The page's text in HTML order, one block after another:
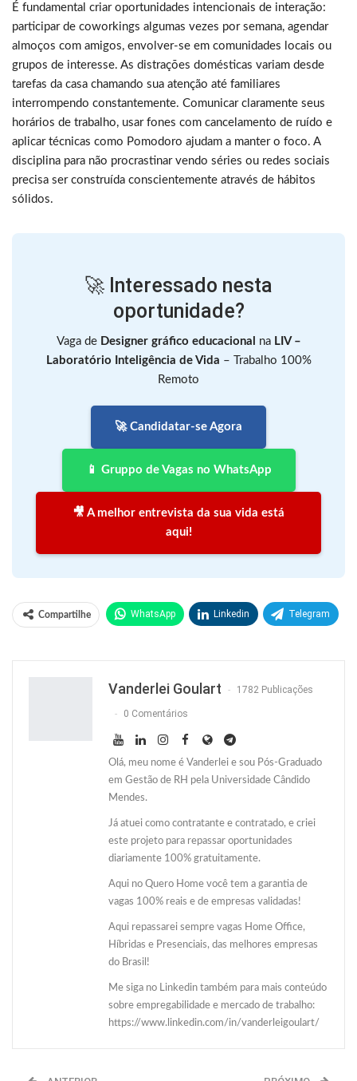
É fundamental criar oportunidades intencionais de interação:
participar de coworkings algumas vezes por semana, agendar
almoços com amigos, envolver-se em comunidades locais ou
grupos de interesse. As distrações domésticas variam desde
tarefas da casa chamando sua atenção até familiares
interrompendo constantemente. Comunicar claramente seus
horários de trabalho, usar fones com cancelamento de ruído e
aplicar técnicas como Pomodoro ajudam a manter o foco. A
disciplina para não procrastinar vendo séries ou redes sociais
precisa ser construída conscientemente através de hábitos
sólidos.
🚀 Interessado nesta
oportunidade?
Vaga de Designer gráfico educacional na LIV –
Laboratório Inteligência de Vida – Trabalho 100%
Remoto
🚀 Candidatar-se Agora
📱 Gruppo de Vagas no WhatsApp
🎥 A melhor entrevista da sua vida está
aqui!
Compartilhe WhatsApp Linkedin Telegram
Vanderlei Goulart 1782 Publicações
0 Comentários
Olá, meu nome é Vanderlei e sou Pós-Graduado
em Gestão de RH pela Universidade Cândido
Mendes.
Já atuei como contratante e contratado, e criei
este projeto para repassar oportunidades
diariamente 100% gratuitamente.
Aqui no Quero Home você tem a garantia de
vagas 100% reais e de empresas validadas!
Aqui repassarei sempre vagas Home Office,
Híbridas e Presenciais, das melhores empresas
do Brasil!
Me siga no Linkedin também para mais conteúdo
sobre empregabilidade e mercado de trabalho:
https://www.linkedin.com/in/vanderleigoulart/